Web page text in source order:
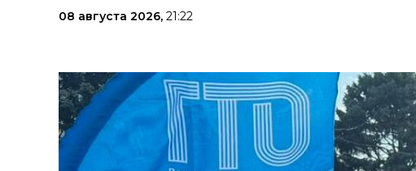
08 августа 2026, 21:22